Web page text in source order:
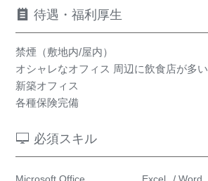
待遇・福利厚生
禁煙（敷地内/屋内）
オシャレなオフィス 周辺に飲食店が多い
新築オフィス
各種保険完備
必須スキル